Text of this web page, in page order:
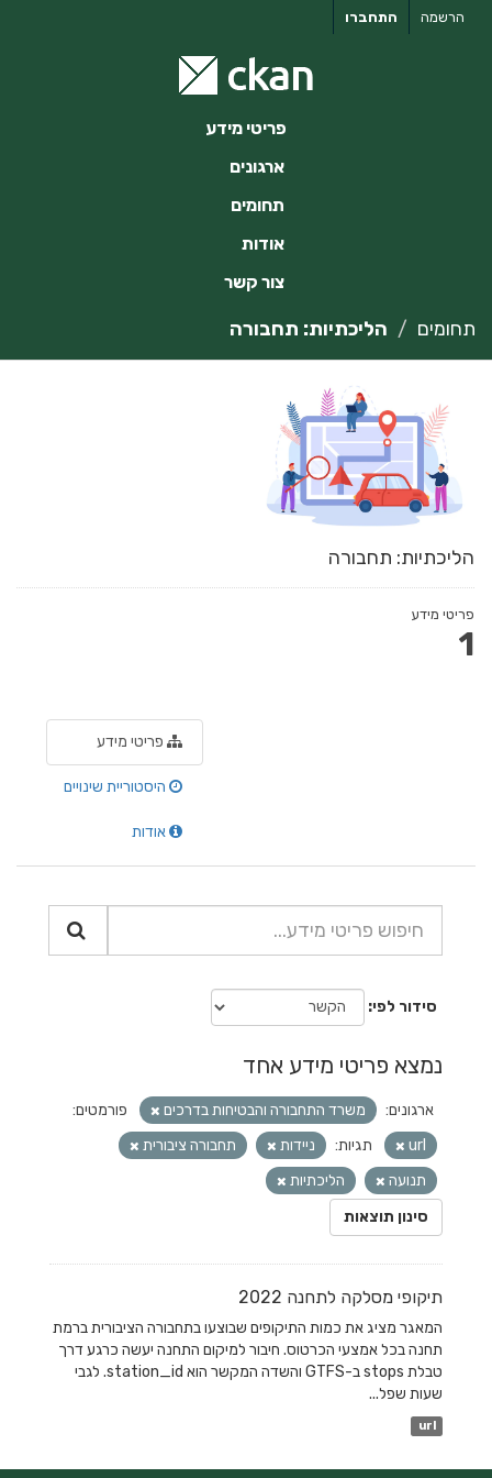
התחברו הרשמה
פריטי מידע
ארגונים
תחומים
אודות
צור קשר
תחומים הליכתיות: תחבורה
הליכתיות: תחבורה
פריטי מידע
1
פריטי מידע
היסטוריית שינויים
אודות
סידור לפי
נמצא פריטי מידע אחד
ארגונים: משרד התחבורה והבטיחות בדרכים
פורמטים:
url
תגיות: ניידות
תחבורה ציבורית
תנועה
הליכתיות
סינון תוצאות
תיקופי מסלקה לתחנה 2022
המאגר מציג את כמות התיקופים שבוצעו בתחבורה הציבורית ברמת
תחנה בכל אמצעי הכרטוס. חיבור למיקום התחנה יעשה כרגע דרך
טבלת stops ב-GTFS והשדה המקשר הוא station_id. לגבי
שעות שפל...
url